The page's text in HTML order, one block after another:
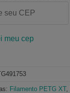
meu cep
Filamento PETG XT,